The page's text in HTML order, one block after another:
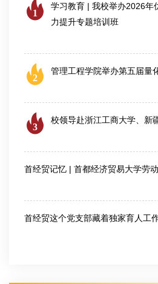
1
学习教育 | 我校举办2026年
力提升专题培训班
2
管理工程学院举办第五届量
3
校领导赴浙江工商大学、新
首经贸记忆 | 首都经济贸易大学劳
首经贸这个党支部藏着独家育人工